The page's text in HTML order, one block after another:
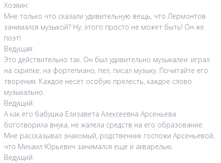
Хозяин:
Мне только что сказали удивительную вещь, что Лермонтов
занимался музыкой? Ну, этого просто не может быть! Он же
поэт!
Ведущая:
Это действительно так. Он был удивительно музыкален: играл
на скрипке, на фортепиано, пел, писал музыку. Почитайте его
творения. Каждое несет особую прелесть, каждое слово
музыкально.
Ведущий:
А как его бабушка Елизавета Алексеевна Арсеньева
боготворила внука, не жалела средств на его образование.
Мне рассказывал знакомый, родственник госпожи Арсеньевой,
что Михаил Юрьевич занимался ещё и акварелью.
Ведущий: